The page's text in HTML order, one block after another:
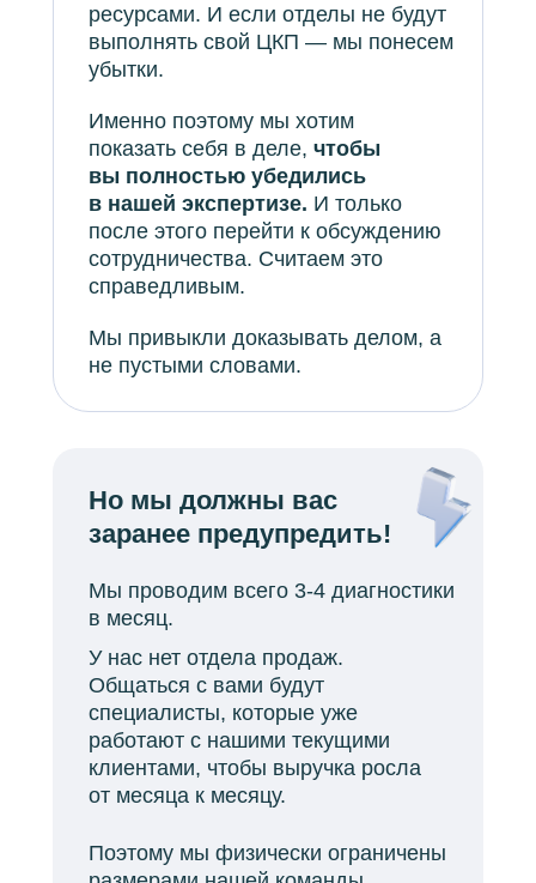
Мы привыкли доказывать делом, а
не пустыми словами.
Именно поэтому мы хотим
показать себя в деле, чтобы
вы полностью убедились
в нашей экспертизе. И только
после этого перейти к обсуждению
сотрудничества. Считаем это
справедливым.
ресурсами. И если отделы не будут
выполнять свой ЦКП — мы понесем
убытки.
Поэтому мы физически ограничены
У нас нет отдела продаж.
Общаться с вами будут
специалисты, которые уже
работают с нашими текущими
клиентами, чтобы выручка росла
от месяца к месяцу.
Мы проводим всего 3-4 диагностики
в месяц.
Но мы должны вас
заранее предупредить!